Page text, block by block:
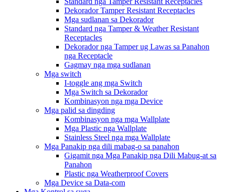
Dekorador Tamper Resistant Receptacles
Mga sudlanan sa Dekorador
Standard nga Tamper & Weather Resistant
Receptacles
Dekorador nga Tamper ug Lawas sa Panahon
nga Receptacle
Gagmay nga mga sudlanan
Mga switch
I-toggle ang mga Switch
Mga Switch sa Dekorador
Kombinasyon nga mga Device
Mga palid sa dingding
Kombinasyon nga mga Wallplate
Mga Plastic nga Wallplate
Stainless Steel nga mga Wallplate
Mga Panakip nga dili mabag-o sa panahon
Gigamit nga Mga Panakip nga Dili Mabug-at sa
Panahon
Plastic nga Weatherproof Covers
Mga Device sa Data-com